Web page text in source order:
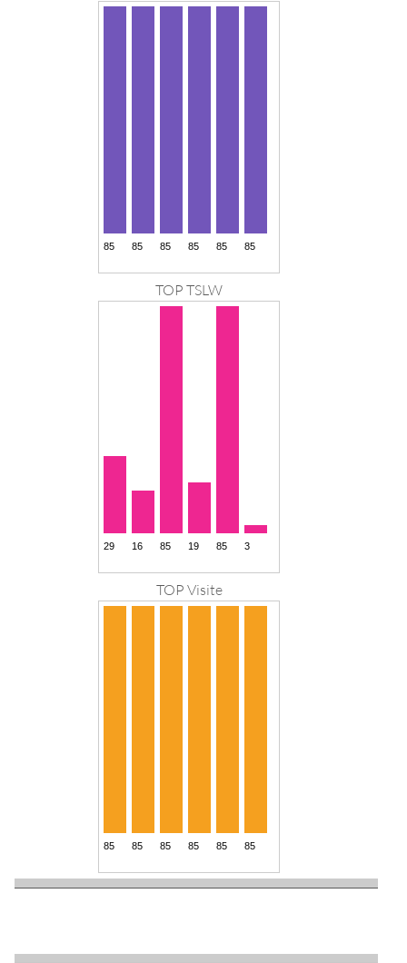
TOP TSLW
TOP Visite